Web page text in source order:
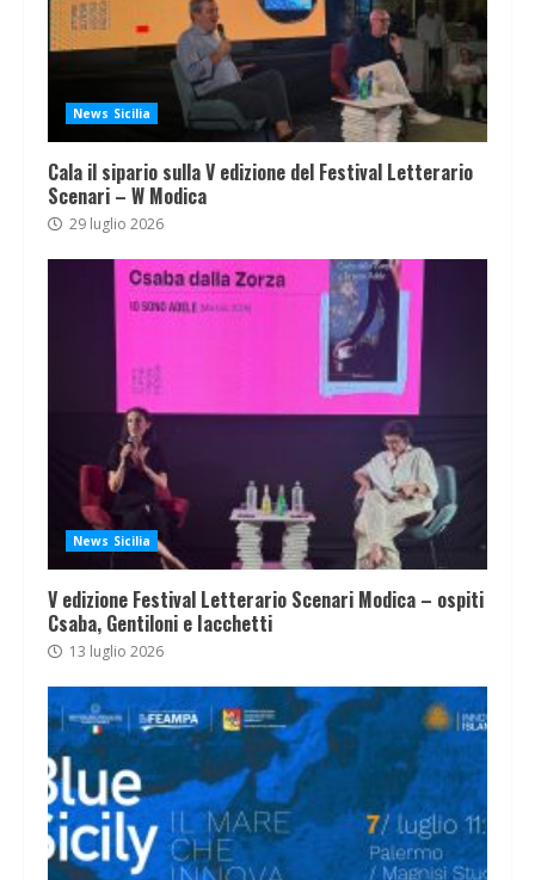
News Sicilia
Cala il sipario sulla V edizione del Festival Letterario
Scenari – W Modica
29 luglio 2026
News Sicilia
V edizione Festival Letterario Scenari Modica – ospiti
Csaba, Gentiloni e Iacchetti
13 luglio 2026